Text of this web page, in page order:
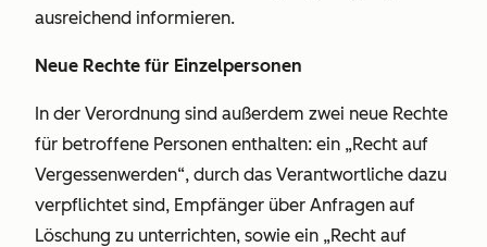
ausreichend informieren.
Neue Rechte für Einzelpersonen
In der Verordnung sind außerdem zwei neue Rechte
für betroffene Personen enthalten: ein „Recht auf
Vergessenwerden“, durch das Verantwortliche dazu
verpflichtet sind, Empfänger über Anfragen auf
Löschung zu unterrichten, sowie ein „Recht auf